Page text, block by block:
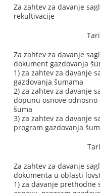
Za zahtev za davanje
rekultivacije
Za zahtev za davanje
dokument gazdovanja
1) za zahtev za davanje
gazdovanja šumama
2) za zahtev za davanje
dopunu osnove
šuma
3) za zahtev za davanje
program gazdovanja
Za zahtev za davanje
dokumenta u oblasti
1) za davanje prethodne